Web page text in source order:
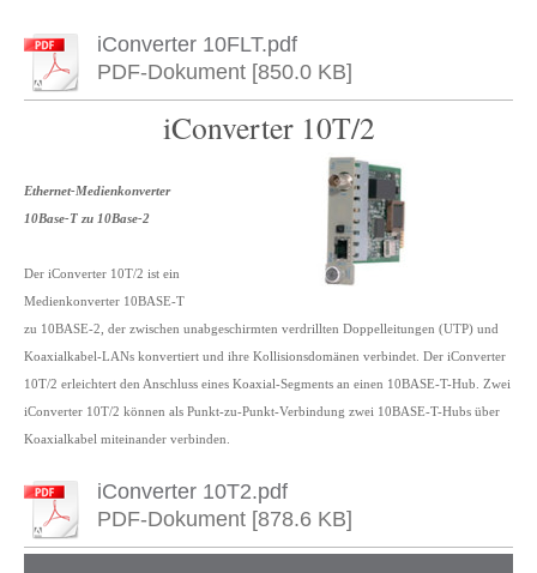
iConverter 10FLT.pdf
PDF-Dokument [850.0 KB]
iConverter 10T/2
Ethernet-Medienkonverter
10Base-T zu 10Base-2
Der iConverter 10T/2 ist ein
Medienkonverter 10BASE-T
zu 10BASE-2, der zwischen unabgeschirmten verdrillten Doppelleitungen (UTP) und
Koaxialkabel-LANs konvertiert und ihre Kollisionsdomänen verbindet. Der iConverter
10T/2 erleichtert den Anschluss eines Koaxial-Segments an einen 10BASE-T-Hub. Zwei
iConverter 10T/2 können als Punkt-zu-Punkt-Verbindung zwei 10BASE-T-Hubs über
Koaxialkabel miteinander verbinden.
iConverter 10T2.pdf
PDF-Dokument [878.6 KB]